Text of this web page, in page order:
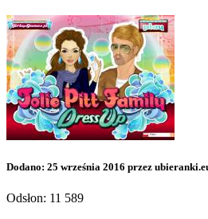
Dodano: 25 września 2016 przez
Odsłon: 11 589